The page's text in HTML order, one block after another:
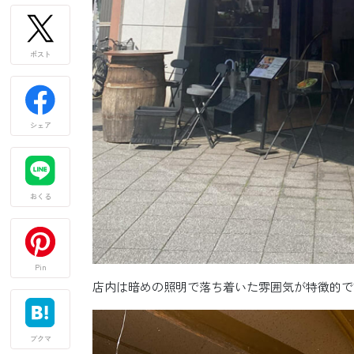
店内は暗めの照明で落ち着いた雰囲気が特徴的
ポスト
シェア
おくる
Pin
ブクマ